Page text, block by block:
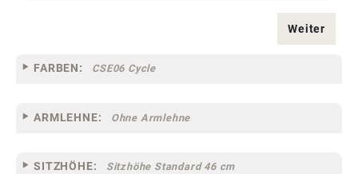
Weiter
FARBEN: CSE06 Cycle
ARMLEHNE: Ohne Armlehne
SITZHÖHE: Sitzhöhe Standard 46 cm